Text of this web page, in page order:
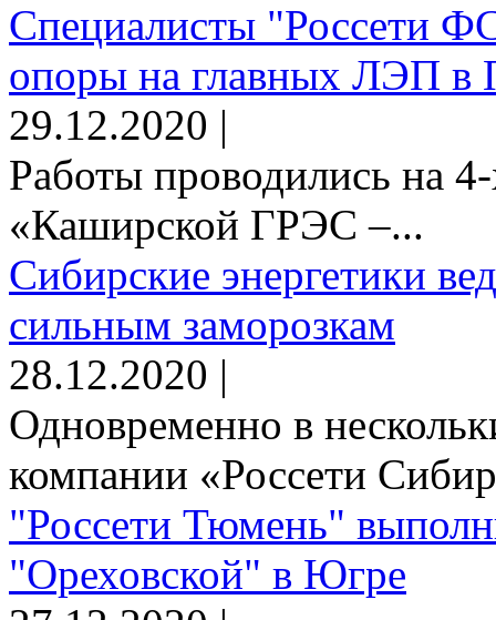
Специалисты "Россети
опоры на главных ЛЭП в
29.12.2020 |
Работы проводились на
«Каширской ГРЭС –...
Сибирские энергетики
сильным заморозкам
28.12.2020 |
Одновременно в
компании «Россети
"Россети Тюмень"
"Ореховской" в Югре